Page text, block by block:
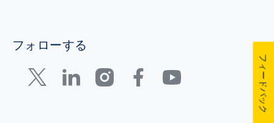
フォローする
フィードバック